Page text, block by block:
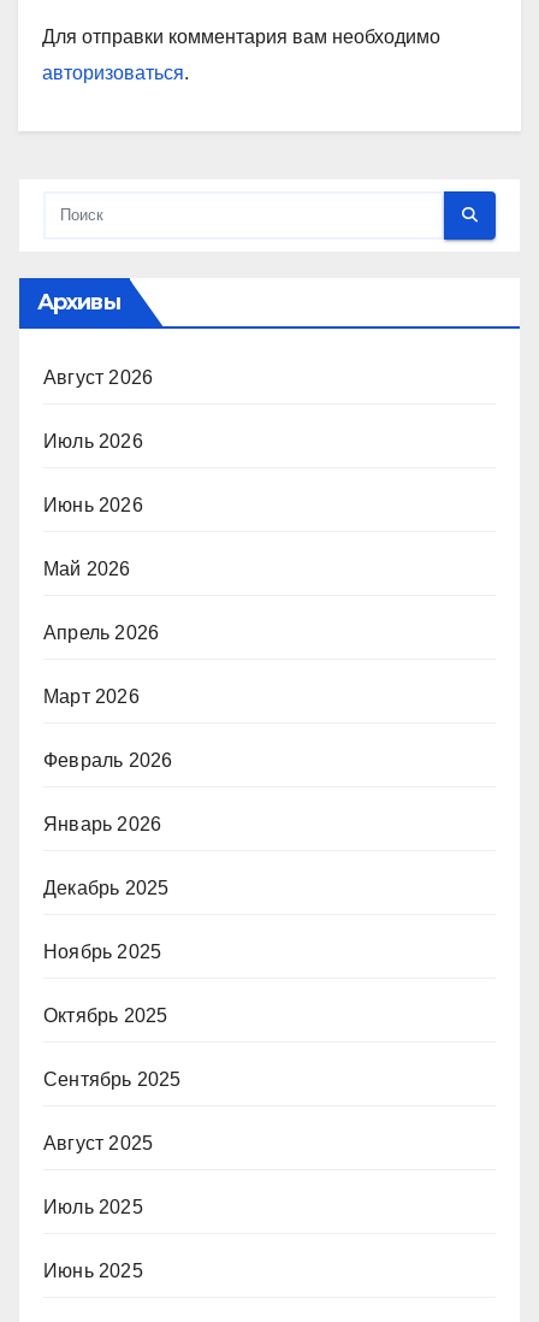
Для отправки комментария вам необходимо
авторизоваться.
Архивы
Август 2026
Июль 2026
Июнь 2026
Май 2026
Апрель 2026
Март 2026
Февраль 2026
Январь 2026
Декабрь 2025
Ноябрь 2025
Октябрь 2025
Сентябрь 2025
Август 2025
Июль 2025
Июнь 2025